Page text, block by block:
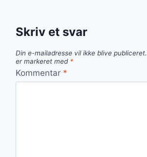
Skriv et svar
Din e-mailadresse vil ikke blive publiceret.
er markeret med *
Kommentar *